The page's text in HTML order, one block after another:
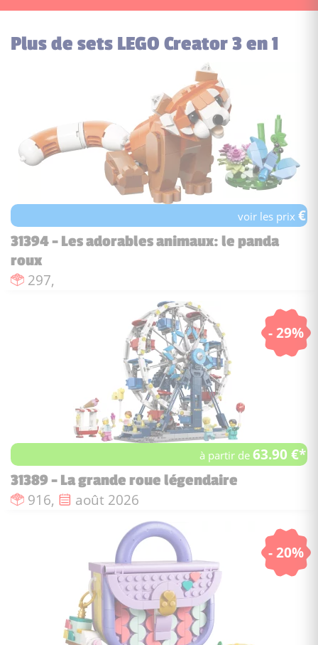
Plus de sets LEGO Creator 3 en 1
voir les prix€
31394 - Les adorables animaux: le panda
roux
Nombre de pièces :
297,
- 29%
à partir de63.90 €*
31389 - La grande roue légendaire
Nombre de pièces :
916, Date de sortie :
août 2026
- 20%